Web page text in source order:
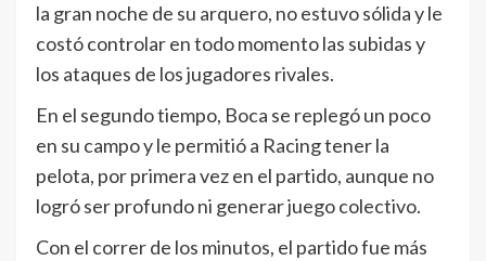
la gran noche de su arquero, no estuvo sólida y le
costó controlar en todo momento las subidas y
los ataques de los jugadores rivales.
En el segundo tiempo, Boca se replegó un poco
en su campo y le permitió a Racing tener la
pelota, por primera vez en el partido, aunque no
logró ser profundo ni generar juego colectivo.
Con el correr de los minutos, el partido fue más